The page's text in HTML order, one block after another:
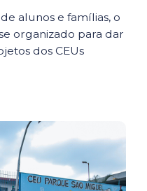
alunos e famílias, o
organizado para dar
dos CEUs